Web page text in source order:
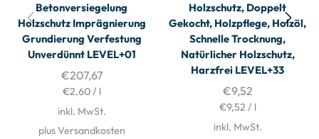
Betonversiegelung
Holzschutz Imprägnierung
Grundierung Verfestung
Unverdünnt LEVEL+01
€207,67
€2,60/ l
inkl. MwSt.
plus Versandkosten
Holzschutz, Doppelt
Gekocht, Holzpflege, Holzöl,
Schnelle Trocknung,
Natürlicher Holzschutz,
Harzfrei LEVEL+33
€9,52
€9,52 / l
inkl. MwSt.